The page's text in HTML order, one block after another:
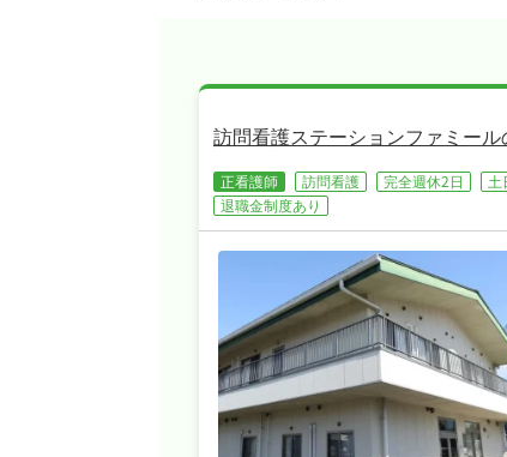
訪問看護ステーションファミー
正看護師 訪問看護 完全週休2日 土
退職金制度あり